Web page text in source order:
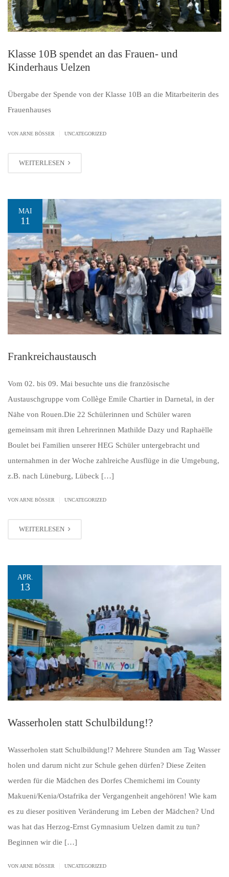
Klasse 10B spendet an das Frauen- und
Kinderhaus Uelzen
Übergabe der Spende von der Klasse 10B an die Mitarbeiterin des
Frauenhauses
VON ARNE BÖSSER UNCATEGORIZED
WEITERLESEN
MAI
11
Frankreichaustausch
Vom 02. bis 09. Mai besuchte uns die französische
Austauschgruppe vom Collège Emile Chartier in Darnetal, in der
Nähe von Rouen.Die 22 Schülerinnen und Schüler waren
gemeinsam mit ihren Lehrerinnen Mathilde Dazy und Raphaëlle
Boulet bei Familien unserer HEG Schüler untergebracht und
unternahmen in der Woche zahlreiche Ausflüge in die Umgebung,
z.B. nach Lüneburg, Lübeck […]
VON ARNE BÖSSER UNCATEGORIZED
WEITERLESEN
APR.
13
Wasserholen statt Schulbildung!?
Wasserholen statt Schulbildung!? Mehrere Stunden am Tag Wasser
holen und darum nicht zur Schule gehen dürfen? Diese Zeiten
werden für die Mädchen des Dorfes Chemichemi im County
Makueni/Kenia/Ostafrika der Vergangenheit angehören! Wie kam
es zu dieser positiven Veränderung im Leben der Mädchen? Und
was hat das Herzog-Ernst Gymnasium Uelzen damit zu tun?
Beginnen wir die […]
VON ARNE BÖSSER UNCATEGORIZED